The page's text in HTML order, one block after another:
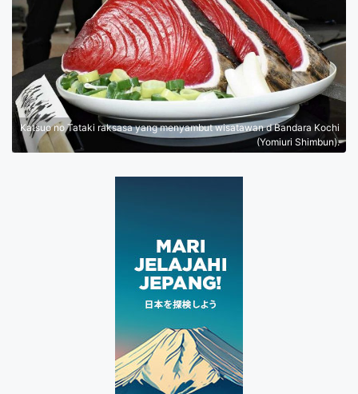
Katsuo no Tataki raksasa yang menyambut wisatawan d Bandara Kochi
(Yomiuri Shimbun).